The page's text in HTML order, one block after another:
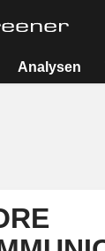
Analysen